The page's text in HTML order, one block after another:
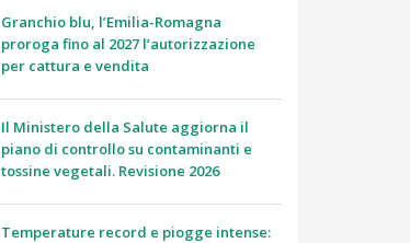
Granchio blu, l’Emilia-Romagna
proroga fino al 2027 l’autorizzazione
per cattura e vendita
Il Ministero della Salute aggiorna il
piano di controllo su contaminanti e
tossine vegetali. Revisione 2026
Temperature record e piogge intense: